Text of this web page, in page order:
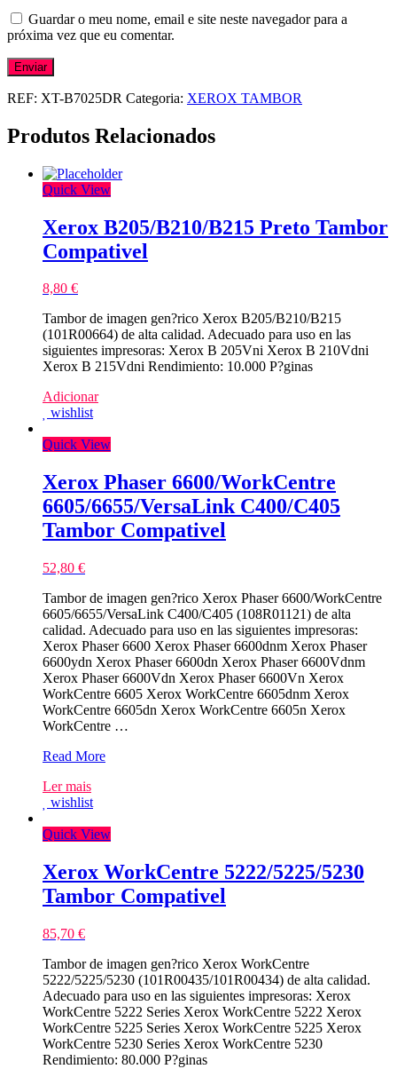
Guardar o meu nome, email e site neste navegador para a
próxima vez que eu comentar.
REF: XT-B7025DR Categoria: XEROX TAMBOR
Produtos Relacionados
Quick View
Xerox B205/B210/B215 Preto Tambor
Compativel
8,80 €
Tambor de imagen gen?rico Xerox B205/B210/B215
(101R00664) de alta calidad. Adecuado para uso en las
siguientes impresoras: Xerox B 205Vni Xerox B 210Vdni
Xerox B 215Vdni Rendimiento: 10.000 P?ginas
Adicionar
wishlist
Quick View
Xerox Phaser 6600/WorkCentre
6605/6655/VersaLink C400/C405
Tambor Compativel
52,80 €
Tambor de imagen gen?rico Xerox Phaser 6600/WorkCentre
6605/6655/VersaLink C400/C405 (108R01121) de alta
calidad. Adecuado para uso en las siguientes impresoras:
Xerox Phaser 6600 Xerox Phaser 6600dnm Xerox Phaser
6600ydn Xerox Phaser 6600dn Xerox Phaser 6600Vdnm
Xerox Phaser 6600Vdn Xerox Phaser 6600Vn Xerox
WorkCentre 6605 Xerox WorkCentre 6605dnm Xerox
WorkCentre 6605dn Xerox WorkCentre 6605n Xerox
WorkCentre …
Xerox
6600/WorkCentre
6605/6655/VersaLink
Tambor
Read More
Ler mais
wishlist
Quick View
Xerox WorkCentre 5222/5225/5230
Tambor Compativel
85,70 €
Tambor de imagen gen?rico Xerox WorkCentre
5222/5225/5230 (101R00435/101R00434) de alta calidad.
Adecuado para uso en las siguientes impresoras: Xerox
WorkCentre 5222 Series Xerox WorkCentre 5222 Xerox
WorkCentre 5225 Series Xerox WorkCentre 5225 Xerox
WorkCentre 5230 Series Xerox WorkCentre 5230
Rendimiento: 80.000 P?ginas